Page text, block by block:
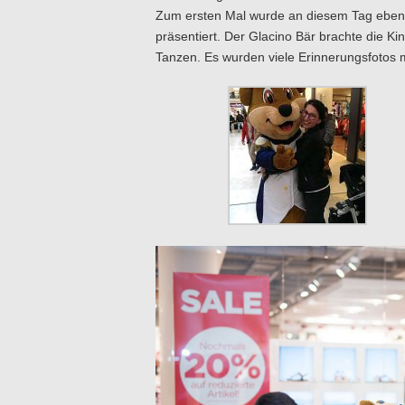
Zum ersten Mal wurde an diesem Tag
präsentiert. Der Glacino Bär brachte die
Tanzen. Es wurden viele Erinnerungsfotos